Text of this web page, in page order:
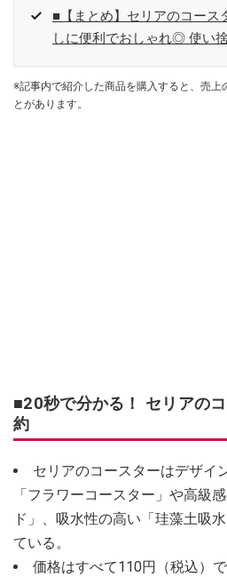
■【まとめ】セリアのコース
しに便利でおしゃれ◎ 使い
※記事内で紹介した商品を購入すると、売上
とがあります。
■20秒で分かる！ セリアの
約
セリアのコースターはデザイ
「フラワーコースター」や高級
ド」、吸水性の高い「珪藻土吸
ている。
価格はすべて110円（税込）